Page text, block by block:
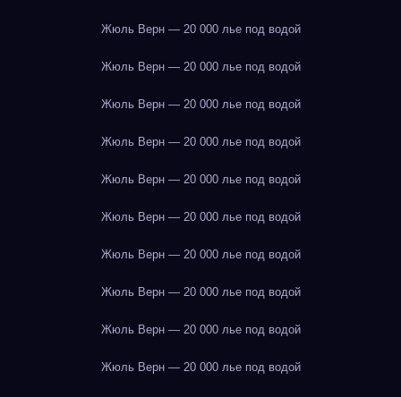
Жюль Верн — 20 000 лье под водой
Жюль Верн — 20 000 лье под водой
Жюль Верн — 20 000 лье под водой
Жюль Верн — 20 000 лье под водой
Жюль Верн — 20 000 лье под водой
Жюль Верн — 20 000 лье под водой
Жюль Верн — 20 000 лье под водой
Жюль Верн — 20 000 лье под водой
Жюль Верн — 20 000 лье под водой
Жюль Верн — 20 000 лье под водой